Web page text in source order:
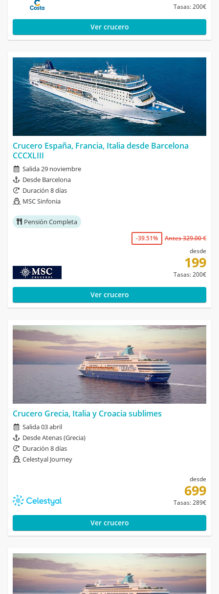
Tasas: 200€
Ver crucero
Crucero España, Francia, Italia desde Barcelona
CCCXLIII
Salida 29 noviembre
Desde Barcelona
Duración 8 días
MSC Sinfonia
Pensión Completa
-39.51%
Antes 329.00 €
desde
199
Tasas: 200€
Ver crucero
Crucero Grecia, Italia y Croacia sublimes
Salida 03 abril
Desde Atenas (Grecia)
Duración 8 días
Celestyal Journey
desde
699
Tasas: 289€
Ver crucero